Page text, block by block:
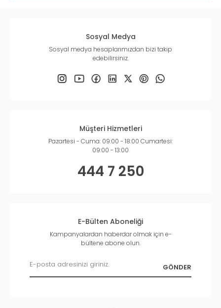
Sosyal Medya
Sosyal medya hesaplarımızdan bizi takip
edebilirsiniz.
Müşteri Hizmetleri
Pazartesi - Cuma: 09:00 - 18:00 Cumartesi:
09:00 - 13:00
444 7 250
E-Bülten Aboneliği
Kampanyalardan haberdar olmak için e-
bültene abone olun.